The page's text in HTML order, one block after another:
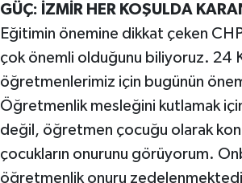
GÜÇ: İZMİR HER KOŞULDA
Eğitimin önemine dikkat çeken
çok önemli olduğunu biliyoruz. 24
öğretmenlerimiz için bugünün
Öğretmenlik mesleğini kutlamak
değil, öğretmen çocuğu olarak
çocukların onurunu görüyorum.
öğretmenlik onuru